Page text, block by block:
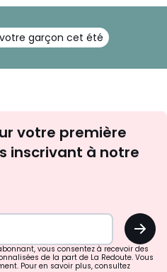
garçon cet été
newsletter
votre première
inscrivant à notre
OK
vous consentez à recevoir des
de la part de La Redoute. Vous
Pour en savoir plus, consultez